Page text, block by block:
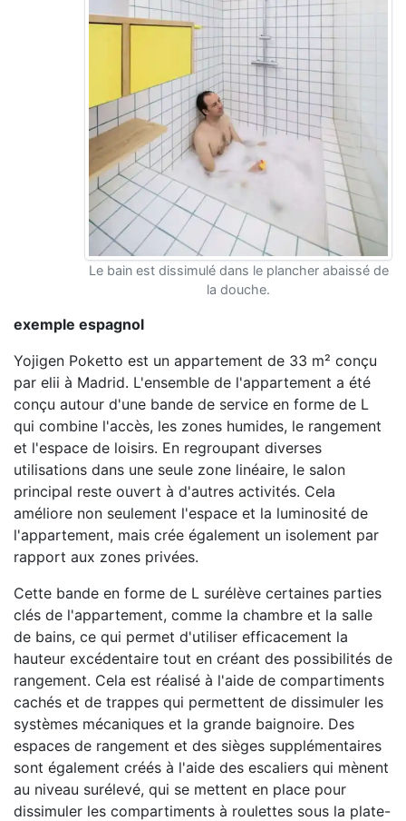
Le bain est dissimulé dans le plancher abaissé de
la douche.
exemple espagnol
Yojigen Poketto est un appartement de 33 m² conçu
par elii à Madrid. L'ensemble de l'appartement a été
conçu autour d'une bande de service en forme de L
qui combine l'accès, les zones humides, le rangement
et l'espace de loisirs. En regroupant diverses
utilisations dans une seule zone linéaire, le salon
principal reste ouvert à d'autres activités. Cela
améliore non seulement l'espace et la luminosité de
l'appartement, mais crée également un isolement par
rapport aux zones privées.
Cette bande en forme de L surélève certaines parties
clés de l'appartement, comme la chambre et la salle
de bains, ce qui permet d'utiliser efficacement la
hauteur excédentaire tout en créant des possibilités de
rangement. Cela est réalisé à l'aide de compartiments
cachés et de trappes qui permettent de dissimuler les
systèmes mécaniques et la grande baignoire. Des
espaces de rangement et des sièges supplémentaires
sont également créés à l'aide des escaliers qui mènent
au niveau surélevé, qui se mettent en place pour
dissimuler les compartiments à roulettes sous la plate-